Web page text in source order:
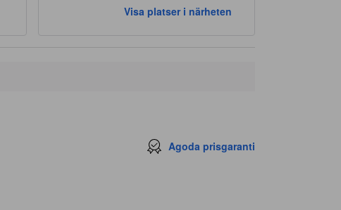
Visa platser i närheten
Agoda prisgaranti